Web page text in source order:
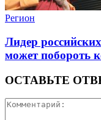
Регион
Лидер
может побороть
ОСТАВЬТЕ